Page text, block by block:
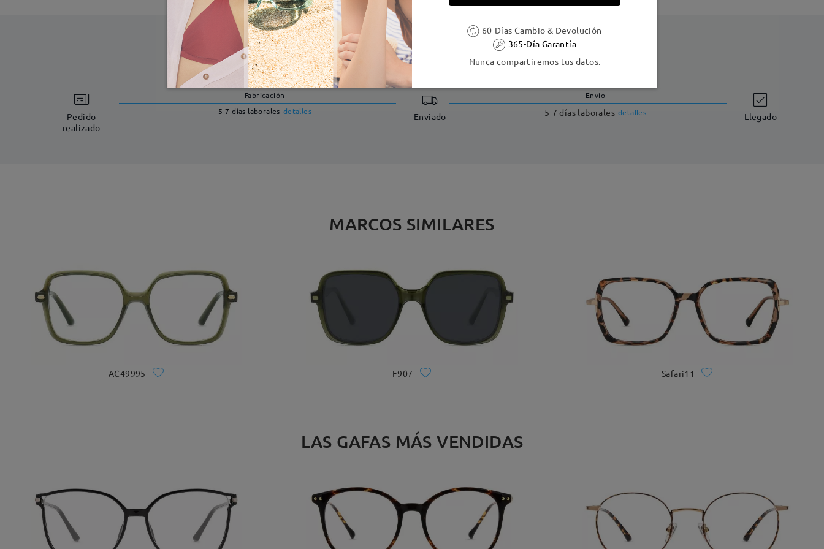
DELIVERY
Pedido
realizado
Fabricación
5-7 días laborales detalles Enviado
Envío
5-7 días laborales detalles Llegado
MARCOS SIMILARES
AC49995 F907 Safari11
LAS GAFAS MÁS VENDIDAS
60-Días Cambio & Devolución
365-Día Garantía
Nunca compartiremos tus datos.